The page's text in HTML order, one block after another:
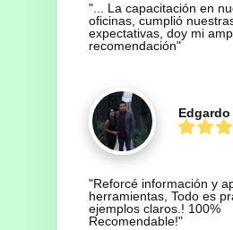
"... La capacitación en
oficinas, cumplió
expectativas, doy mi
recomendación"
Edgardo
"Reforcé información y
herramientas, Todo es
ejemplos claros.! 100%
Recomendable!"